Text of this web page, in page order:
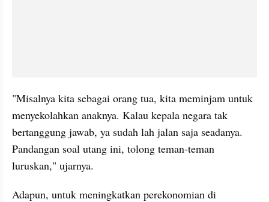
"Misalnya kita sebagai orang tua, kita meminjam untuk
menyekolahkan anaknya. Kalau kepala negara tak
bertanggung jawab, ya sudah lah jalan saja seadanya.
Pandangan soal utang ini, tolong teman-teman
luruskan," ujarnya.
Adapun, untuk meningkatkan perekonomian di